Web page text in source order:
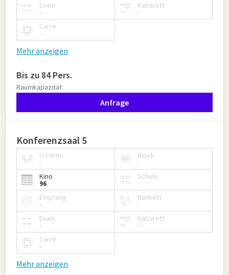
Exam
-
Kabarett
-
Carré
-
Mehr anzeigen
Bis zu 84 Pers.
Raumkapazität
Anfrage
Konferenzsaal 5
U-Form
-
Block
-
Kino
96
Schule
-
Empfang
-
Bankett
-
Exam
-
Kabarett
-
Carré
-
Mehr anzeigen